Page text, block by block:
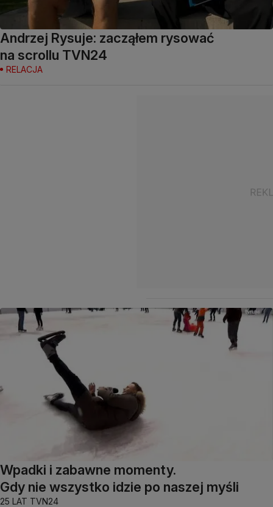
Andrzej Rysuje: zacząłem rysować
na scrollu TVN24
RELACJA
Wpadki i zabawne momenty.
Gdy nie wszystko idzie po naszej myśli
25 LAT TVN24